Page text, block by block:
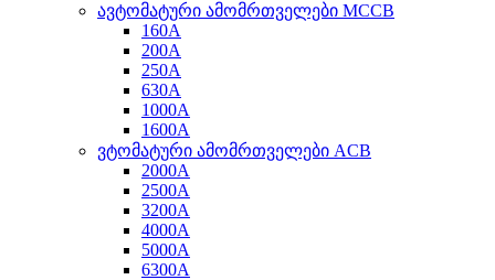
ავტომატური ამომრთველები MCCB
160A
200A
250A
630A
1000A
1600A
ვტომატური ამომრთველები ACB
2000A
2500A
3200A
4000A
5000A
6300A